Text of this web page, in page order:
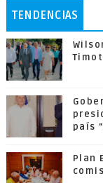
TENDENCIAS
país
Plan